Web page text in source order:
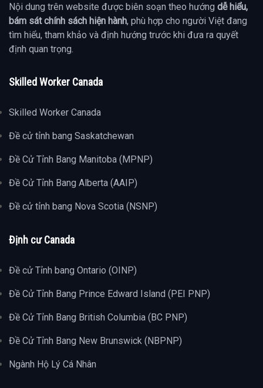
Nội dung trên website được biên soạn theo hướng dễ hiểu,
bám sát chính sách hiện hành, phù hợp cho người Việt đang
tìm hiểu, tham khảo và định hướng trước khi đưa ra quyết
định quan trọng.
Skilled Worker Canada
Skilled Worker Canada
Đề cử tỉnh bang Saskatchewan
Đề Cử Tỉnh Bang Manitoba (MPNP)
Đề Cử Tỉnh Bang Alberta (AAIP)
Đề cử tỉnh bang Nova Scotia (NSNP)
Định cư Canada
Đề cử Tỉnh bang Ontario (OINP)
Đề Cử Tỉnh Bang Prince Edward Island (PEI PNP)
Đề Cử Tỉnh Bang British Columbia (BC PNP)
Đề Cử Tỉnh Bang New Brunswick (NBPNP)
Ngành Hộ Lý Cá Nhân